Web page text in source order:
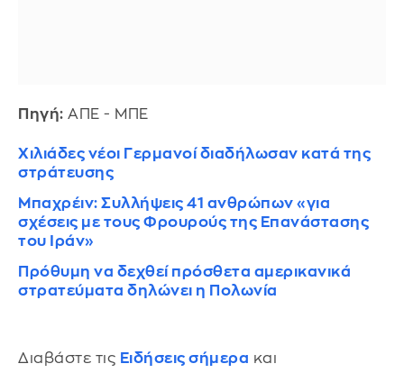
Πηγή: ΑΠΕ - ΜΠΕ
Χιλιάδες νέοι Γερμανοί διαδήλωσαν κατά της
στράτευσης
Μπαχρέιν: Συλλήψεις 41 ανθρώπων «για
σχέσεις με τους Φρουρούς της Επανάστασης
του Ιράν»
Πρόθυμη να δεχθεί πρόσθετα αμερικανικά
στρατεύματα δηλώνει η Πολωνία
Διαβάστε τις Ειδήσεις σήμερα και